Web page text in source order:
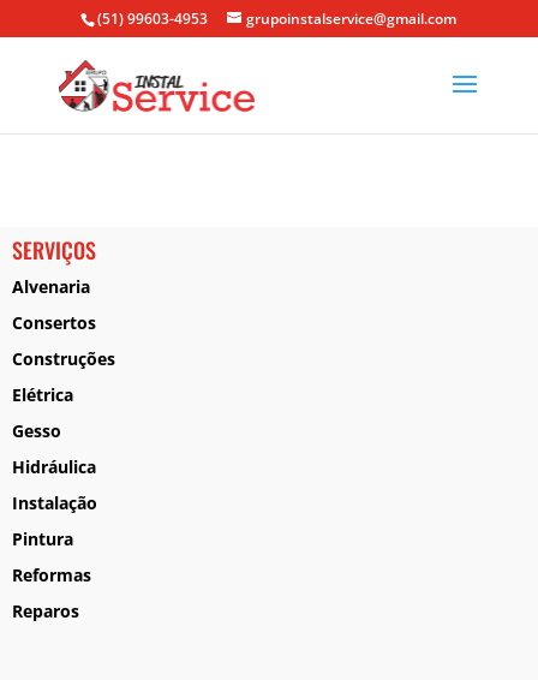
(51) 99603-4953 grupoinstalservice@gmail.com
SERVIÇOS
Alvenaria
Consertos
Construções
Elétrica
Gesso
Hidráulica
Instalação
Pintura
Reformas
Reparos